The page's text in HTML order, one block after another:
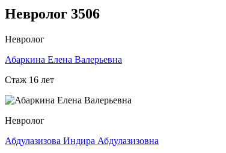
Невролог 3506
Невролог
Абаркина Елена Валерьевна
Стаж 16 лет
Невролог
Абдулазизова Индира Абдулазизовна